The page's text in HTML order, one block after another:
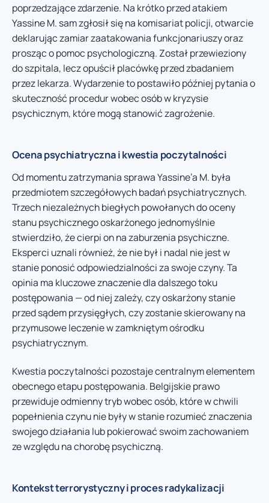
poprzedzające zdarzenie. Na krótko przed atakiem
Yassine M. sam zgłosił się na komisariat policji, otwarcie
deklarując zamiar zaatakowania funkcjonariuszy oraz
prosząc o pomoc psychologiczną. Został przewieziony
do szpitala, lecz opuścił placówkę przed zbadaniem
przez lekarza. Wydarzenie to postawiło później pytania o
skuteczność procedur wobec osób w kryzysie
psychicznym, które mogą stanowić zagrożenie.
Ocena psychiatryczna i kwestia poczytalności
Od momentu zatrzymania sprawa Yassine’a M. była
przedmiotem szczegółowych badań psychiatrycznych.
Trzech niezależnych biegłych powołanych do oceny
stanu psychicznego oskarżonego jednomyślnie
stwierdziło, że cierpi on na zaburzenia psychiczne.
Eksperci uznali również, że nie był i nadal nie jest w
stanie ponosić odpowiedzialności za swoje czyny. Ta
opinia ma kluczowe znaczenie dla dalszego toku
postępowania — od niej zależy, czy oskarżony stanie
przed sądem przysięgłych, czy zostanie skierowany na
przymusowe leczenie w zamkniętym ośrodku
psychiatrycznym.
Kwestia poczytalności pozostaje centralnym elementem
obecnego etapu postępowania. Belgijskie prawo
przewiduje odmienny tryb wobec osób, które w chwili
popełnienia czynu nie były w stanie rozumieć znaczenia
swojego działania lub pokierować swoim zachowaniem
ze względu na chorobę psychiczną.
Kontekst terrorystyczny i proces radykalizacji